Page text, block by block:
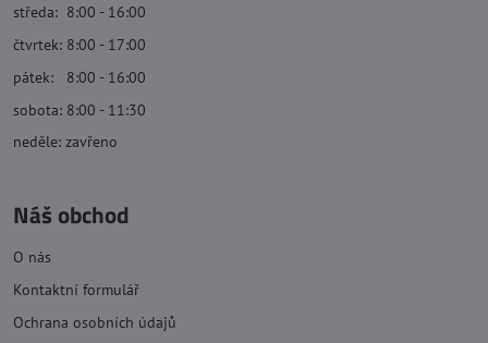
středa: 8:00 - 16:00
čtvrtek: 8:00 - 17:00
pátek: 8:00 - 16:00
sobota: 8:00 - 11:30
neděle: zavřeno
Náš obchod
O nás
Kontaktní formulář
Ochrana osobních údajů